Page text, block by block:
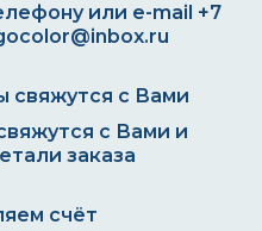
или e-mail +7
с Вами и
заказа